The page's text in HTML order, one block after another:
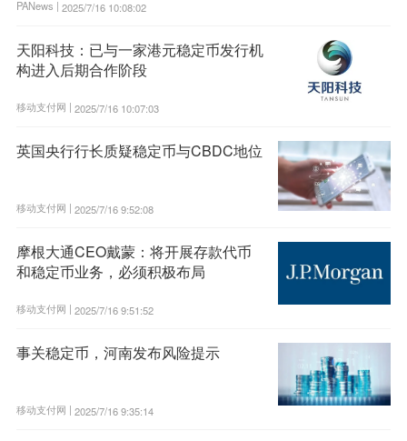
PANews | 2025/7/16 10:08:02
天阳科技：已与一家港元稳定币发行机
构进入后期合作阶段
移动支付网 | 2025/7/16 10:07:03
英国央行行长质疑稳定币与CBDC地位
移动支付网 | 2025/7/16 9:52:08
摩根大通CEO戴蒙：将开展存款代币
和稳定币业务，必须积极布局
移动支付网 | 2025/7/16 9:51:52
事关稳定币，河南发布风险提示
移动支付网 | 2025/7/16 9:35:14